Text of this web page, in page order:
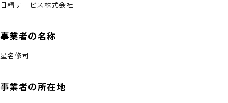
日精サービス株式会社
事業者の名称
星名修司
事業者の所在地